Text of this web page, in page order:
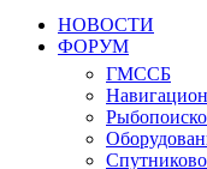
НОВОСТИ
ФОРУМ
ГМССБ